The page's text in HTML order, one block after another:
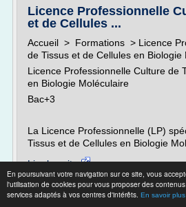
En poursuivant votre navigation sur ce site, vous
l'utilisation de cookies pour vous proposer des
services adaptés à vos centres d'intérêts. En savoir plus
Licence Professionnelle
et de Cellules ...
Accueil > Formations > Licence
de Tissus et de Cellules en Biologie
Licence Professionnelle Culture de
en Biologie Moléculaire
Bac+3
La Licence Professionnelle (LP)
Tissus et de Cellules en Biologie
Lire la suite
Site :http://cfasupbourgogne.fr